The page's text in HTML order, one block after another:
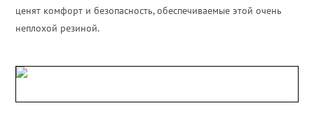
ценят комфорт и безопасность, обеспечиваемые этой очень
неплохой резиной.